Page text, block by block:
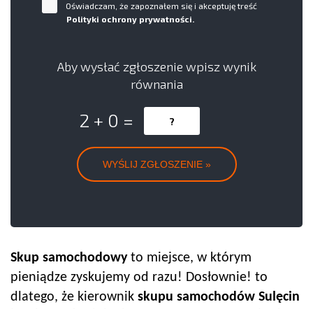
Oświadczam, że zapoznałem się i akceptuję treść
Polityki ochrony prywatności.
Aby wysłać zgłoszenie wpisz wynik
równania
2 + 0 =
Skup samochodowyto miejsce, w którym
pieniądze zyskujemy od razu! Dosłownie! to
dlatego, że kierownik skupu samochodów Sulęcin